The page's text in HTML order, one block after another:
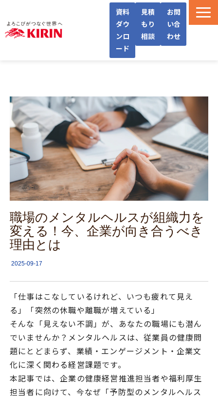
資料
ダウ
ンロ
ード
見積
もり
相談
お問
い合
わせ
導入フロー/料金
導入事例/インタビュー
よくあるご質問
お役立ち情報
職場のメンタルヘルスが組織力を
変える！今、企業が向き合うべき
理由とは
2025-09-17
「仕事はこなしているけれど、いつも疲れて見え
る」「突然の休職や離職が増えている」
そんな「見えない不調」が、あなたの職場にも潜ん
でいませんか？メンタルヘルスは、従業員の健康問
題にとどまらず、業績・エンゲージメント・企業文
化に深く関わる経営課題です。
本記事では、企業の健康経営推進担当者や福利厚生
担当者に向けて、今なぜ「予防型のメンタルヘルス